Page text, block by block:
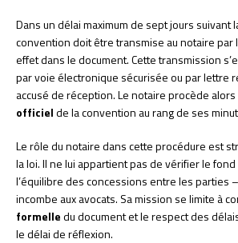
Dans un délai maximum de sept jours suivant
convention doit être transmise au notaire par
effet dans le document. Cette transmission
par voie électronique sécurisée ou par lettre
accusé de réception. Le notaire procède alors
officielde la convention au rang de ses
Le rôle du notaire dans cette procédure est
la loi. Il ne lui appartient pas de vérifier le
l’équilibre des concessions entre les parties
incombe aux avocats. Sa mission se limite à
formelledu document et le respect des
le délai de réflexion.